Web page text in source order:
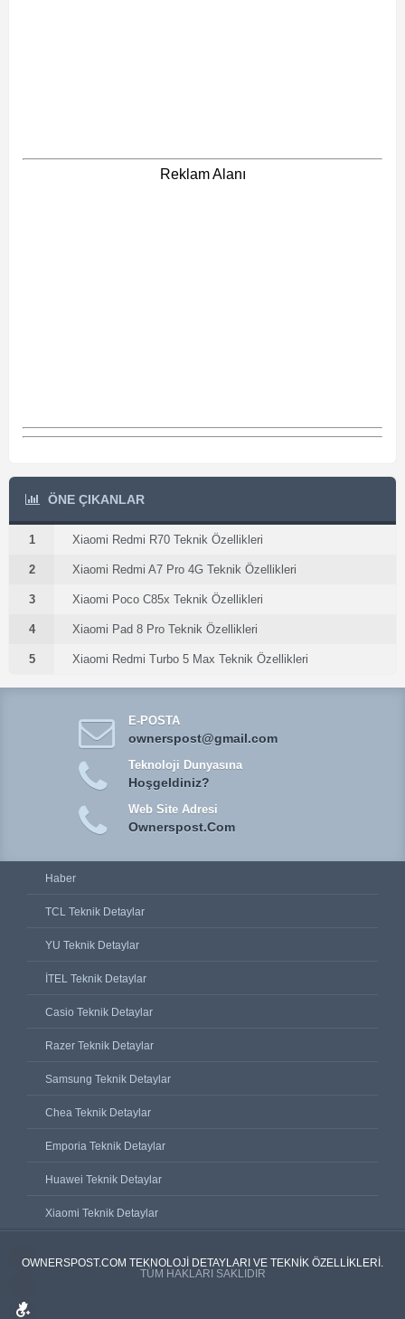
Reklam Alanı
ÖNE ÇIKANLAR
1 Xiaomi Redmi R70 Teknik Özellikleri
2 Xiaomi Redmi A7 Pro 4G Teknik Özellikleri
3 Xiaomi Poco C85x Teknik Özellikleri
4 Xiaomi Pad 8 Pro Teknik Özellikleri
5 Xiaomi Redmi Turbo 5 Max Teknik Özellikleri
E-POSTA
ownerspost@gmail.com
Teknoloji Dunyasına
Hoşgeldiniz?
Web Site Adresi
Ownerspost.Com
Haber
TCL Teknik Detaylar
YU Teknik Detaylar
İTEL Teknik Detaylar
Casio Teknik Detaylar
Razer Teknik Detaylar
Samsung Teknik Detaylar
Chea Teknik Detaylar
Emporia Teknik Detaylar
Huawei Teknik Detaylar
Xiaomi Teknik Detaylar
OWNERSPOST.COM TEKNOLOJI DETAYLARI VE TEKNIK ÖZELLIKLERI.
TÜM HAKLARI SAKLIDIR